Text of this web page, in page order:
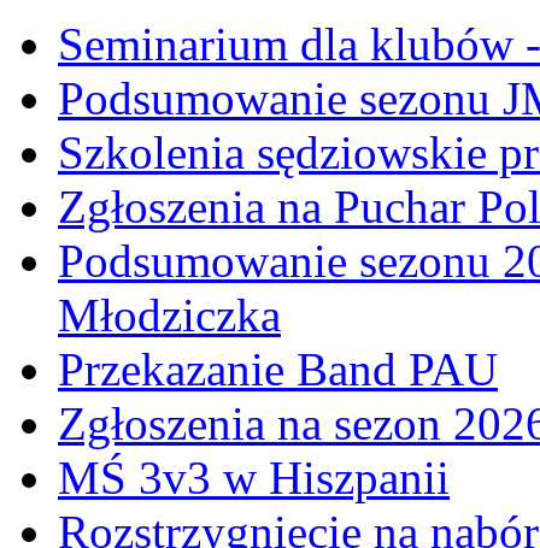
Seminarium dla klubów
Podsumowanie sezonu
Szkolenia sędziowskie
Zgłoszenia na Puchar
Podsumowanie sezonu
Młodziczka
Przekazanie Band PAU
Zgłoszenia na sezon
MŚ 3v3 w Hiszpanii
Rozstrzygnięcie na